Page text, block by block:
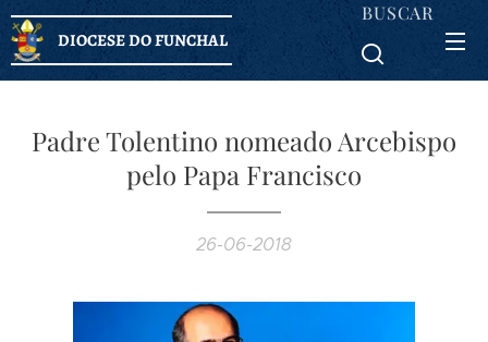
DIOCESE DO FUNCHAL
BUSCAR
Padre Tolentino nomeado Arcebispo
pelo Papa Francisco
26-06-2018